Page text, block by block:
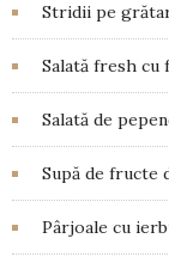
Stridii pe
Salată fresh cu
Salată de
Supă de fructe
Pârjoale cu